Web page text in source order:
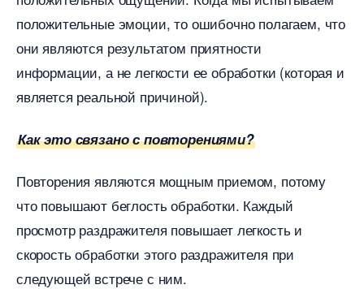
положительные эмоции, то ошибочно полагаем, что
они являются результатом приятности
информации, а не легкости ее обработки (которая и
является реальной причиной).
Как это связано с повторениями?
Повторения являются мощным приемом, потому
что повышают беглость обработки. Каждый
просмотр раздражителя повышает легкость и
скорость обработки этого раздражителя при
следующей встрече с ним.